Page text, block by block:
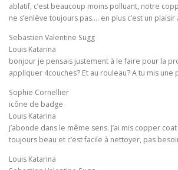
ablatif, c’est beaucoup moins polluant, notre
ne s’enlève toujours pas…. en plus c’est un
Sebastien Valentine Sugg
Louis Katarina
bonjour je pensais justement à le faire pour la
appliquer 4couches? Et au rouleau? A tu mis une
Sophie Cornellier
icône de badge
Louis Katarina
j’abonde dans le même sens. J’ai mis copper
toujours beau et c’est facile à nettoyer, pas
Louis Katarina